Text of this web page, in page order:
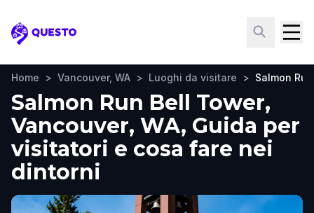
Questo
Home > Vancouver, WA > Luoghi da visitare > Salmon
Salmon Run Bell Tower,
Vancouver, WA, Guida per
visitatori e cosa fare nei
dintorni